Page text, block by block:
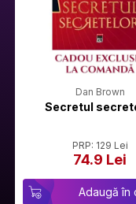
Dan Brown
Secretul
PRP: 129 Lei
74.9 Lei
Adaugă în